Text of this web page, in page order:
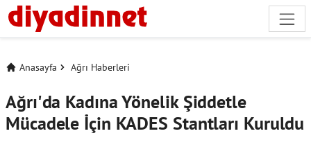
Anasayfa Ağrı Haberleri
Ağrı'da Kadına Yönelik Şiddetle
Mücadele İçin KADES Stantları Kuruldu